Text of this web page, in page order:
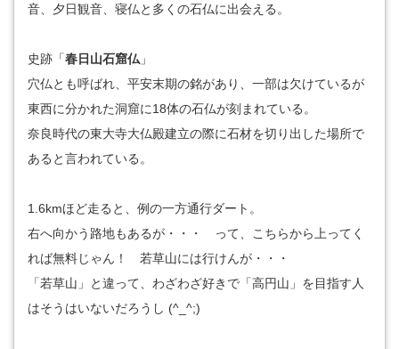
音、夕日観音、寝仏と多くの石仏に出会える。
史跡「春日山石窟仏 」
穴仏とも呼ばれ、平安末期の銘があり、一部は欠けているが
東西に分かれた洞窟に18体の石仏が刻まれている。
奈良時代の東大寺大仏殿建立の際に石材を切り出した場所で
あると言われている。
1.6kmほど走ると、例の一方通行ダート。
右へ向かう路地もあるが・・・ って、こちらから上ってく
れば無料じゃん！ 若草山には行けんが・・・
「若草山」と違って、わざわざ好きで「高円山」を目指す人
はそうはいないだろうし (^_^;)